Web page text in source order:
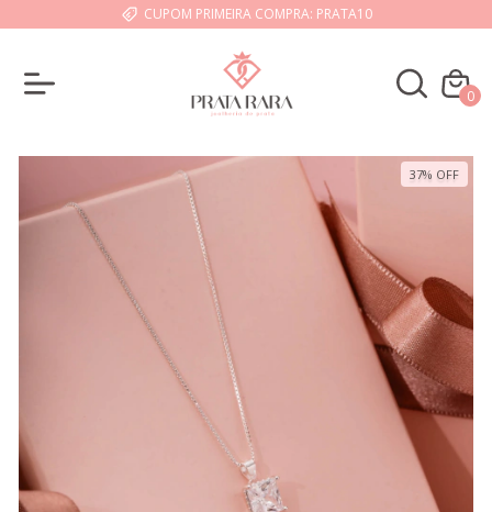
CUPOM PRIMEIRA COMPRA: PRATA10
0
37% OFF